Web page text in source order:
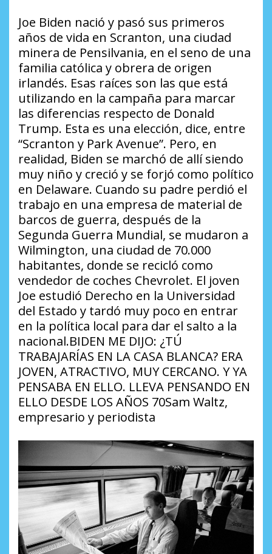
Joe Biden nació y pasó sus primeros
años de vida en Scranton, una ciudad
minera de Pensilvania, en el seno de una
familia católica y obrera de origen
irlandés. Esas raíces son las que está
utilizando en la campaña para marcar
las diferencias respecto de Donald
Trump. Esta es una elección, dice, entre
“Scranton y Park Avenue”. Pero, en
realidad, Biden se marchó de allí siendo
muy niño y creció y se forjó como político
en Delaware. Cuando su padre perdió el
trabajo en una empresa de material de
barcos de guerra, después de la
Segunda Guerra Mundial, se mudaron a
Wilmington, una ciudad de 70.000
habitantes, donde se recicló como
vendedor de coches Chevrolet. El joven
Joe estudió Derecho en la Universidad
del Estado y tardó muy poco en entrar
en la política local para dar el salto a la
nacional.BIDEN ME DIJO: ¿TÚ
TRABAJARÍAS EN LA CASA BLANCA? ERA
JOVEN, ATRACTIVO, MUY CERCANO. Y YA
PENSABA EN ELLO. LLEVA PENSANDO EN
ELLO DESDE LOS AÑOS 70Sam Waltz,
empresario y periodista